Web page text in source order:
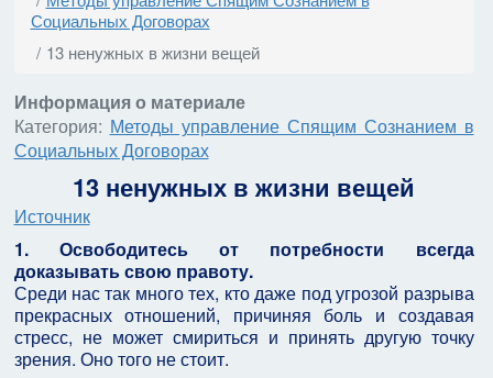
Социальных Договорах
13 ненужных в жизни вещей
Информация о материале
Категория: Методы управление Спящим Сознанием в
Социальных Договорах
13 ненужных в жизни вещей
Источник
1. Освободитесь от потребности всегда
доказывать свою правоту.
Среди нас так много тех, кто даже под угрозой разрыва
прекрасных отношений, причиняя боль и создавая
стресс, не может смириться и принять другую точку
зрения. Оно того не стоит.